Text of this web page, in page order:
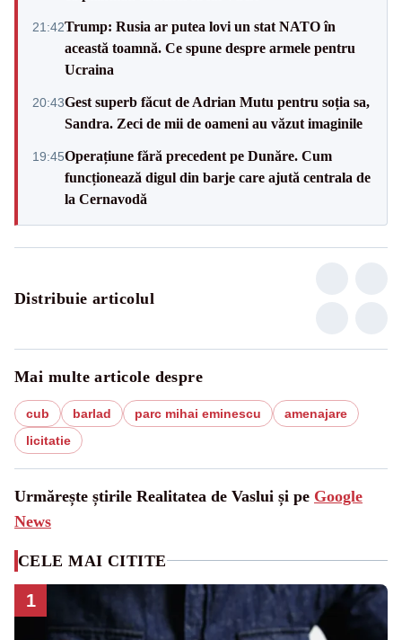
21:42Trump: Rusia ar putea lovi un stat NATO în
această toamnă. Ce spune despre armele pentru
Ucraina
20:43Gest superb făcut de Adrian Mutu pentru soția sa,
Sandra. Zeci de mii de oameni au văzut imaginile
19:45Operațiune fără precedent pe Dunăre. Cum
funcționează digul din barje care ajută centrala de
la Cernavodă
Distribuie articolul
Mai multe articole despre
cub barlad parc mihai eminescu
amenajare
licitatie
Urmărește știrile Realitatea de Vaslui și pe Google
News
CELE MAI CITITE
1